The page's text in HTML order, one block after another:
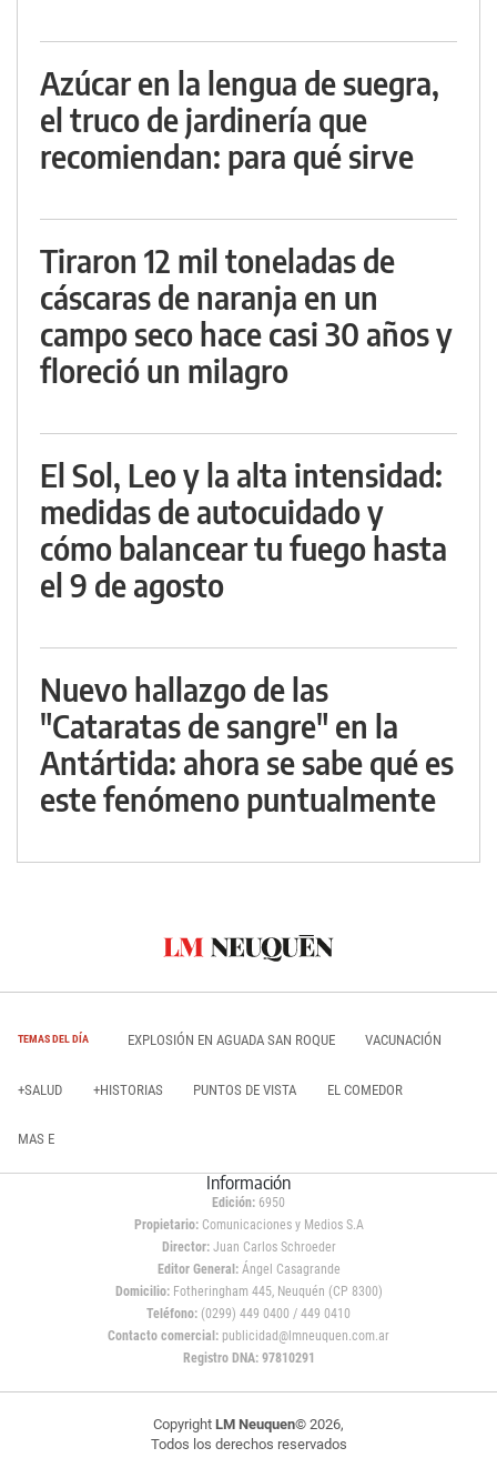
Azúcar en la lengua de suegra,
el truco de jardinería que
recomiendan: para qué sirve
Tiraron 12 mil toneladas de
cáscaras de naranja en un
campo seco hace casi 30 años y
floreció un milagro
El Sol, Leo y la alta intensidad:
medidas de autocuidado y
cómo balancear tu fuego hasta
el 9 de agosto
Nuevo hallazgo de las
"Cataratas de sangre" en la
Antártida: ahora se sabe qué es
este fenómeno puntualmente
TEMAS DEL DÍA EXPLOSIÓN EN AGUADA SAN ROQUE VACUNACIÓN
+SALUD +HISTORIAS PUNTOS DE VISTA EL COMEDOR
MAS E
Información
Edición: 6950
Propietario:Comunicaciones y Medios S.A
Director: Juan Carlos Schroeder
Editor General:Ángel Casagrande
Domicilio:Fotheringham 445, Neuquén (CP 8300)
Teléfono: (0299) 449 0400 / 449 0410
Contacto comercial: publicidad@lmneuquen.com.ar
Registro DNA: 97810291
Copyright LM Neuquen© 2026,
Todos los derechos reservados